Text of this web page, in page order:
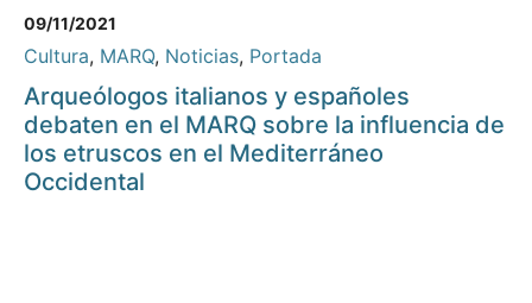
09/11/2021
Cultura, MARQ, Noticias, Portada
Arqueólogos italianos y españoles
debaten en el MARQ sobre la influencia de
los etruscos en el Mediterráneo
Occidental